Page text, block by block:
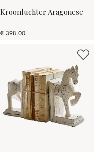
Kroonluchter Aragonese
€ 398,00